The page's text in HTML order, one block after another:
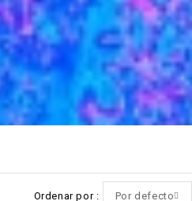
Ordenar por Por defecto